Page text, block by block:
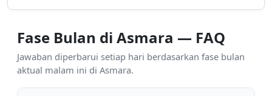
Fase Bulan di Asmara — FAQ
Jawaban diperbarui setiap hari berdasarkan fase bulan
aktual malam ini di Asmara.